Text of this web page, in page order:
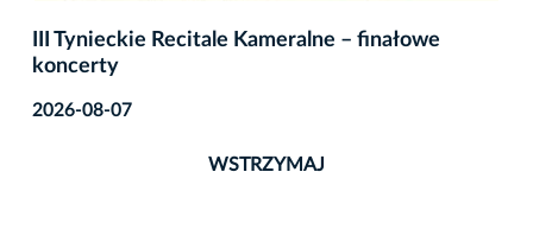
III Tynieckie Recitale Kameralne – finałowe
koncerty
2026-08-07
WSTRZYMAJ